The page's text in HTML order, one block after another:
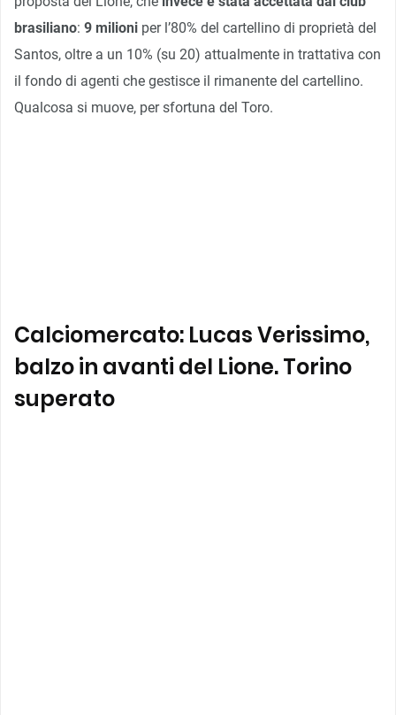
brasiliano: 9 milioni per l’80% del cartellino di proprietà del
Santos, oltre a un 10% (su 20) attualmente in trattativa con
il fondo di agenti che gestisce il rimanente del cartellino.
Qualcosa si muove, per sfortuna del Toro.
Calciomercato: Lucas Verissimo,
balzo in avanti del Lione. Torino
superato